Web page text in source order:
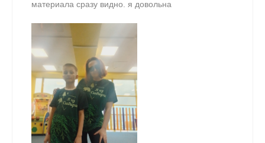
материала сразу видно. я довольна